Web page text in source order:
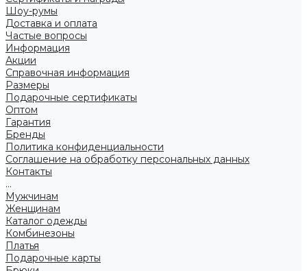
Шоу-румы
Доставка и оплата
Частые вопросы
Информация
Акции
Справочная информация
Размеры
Подарочные сертификаты
Оптом
Гарантия
Бренды
Политика конфиденциальности
Соглашение на обработку персональных данных
Контакты
...
Мужчинам
Женщинам
Каталог одежды
Комбинезоны
Платья
Подарочные карты